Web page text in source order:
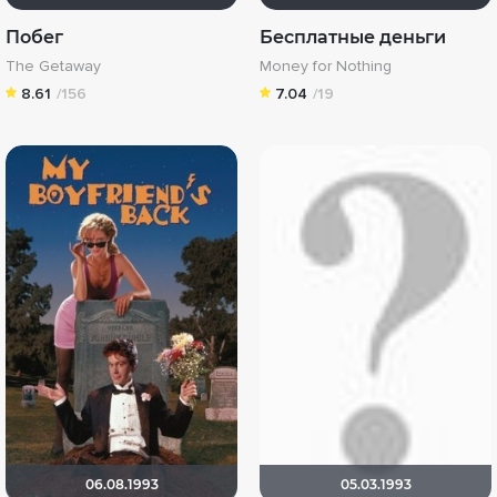
Побег
The Getaway
8.61 /156
Бесплатные деньги
Money for Nothing
7.04 /19
06.08.1993 05.03.1993